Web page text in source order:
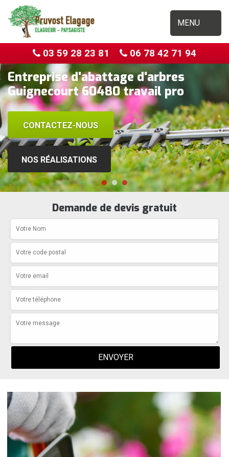
MENU
03 59 28 23 81 06 78 42 71 94
Entreprise d'abattage d'arbres
Guignecourt 60480 travail pro
CONTACTEZ-NOUS
NOS RÉALISATIONS
Demande de devis gratuit